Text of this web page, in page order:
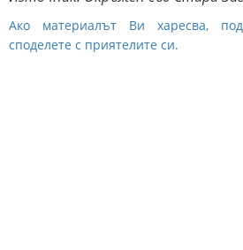
Ако материалът Ви харесва,
споделете с приятелите си.